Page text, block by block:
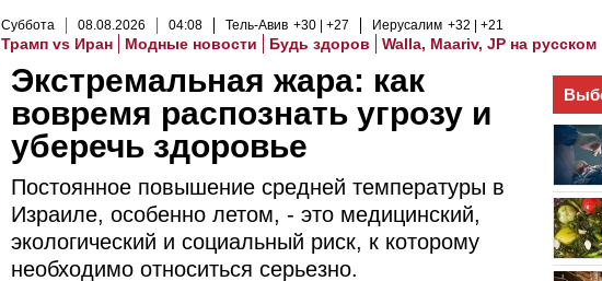
Суббота 08.08.2026 04:08 Тель-Авив +30 +27 Иерусалим +32 +21
Трамп vs Иран Модные новости Будь здоров Walla, Maariv, JP на русском
Экстремальная жара: как
вовремя распознать угрозу и
уберечь здоровье
Постоянное повышение средней температуры в
Израиле, особенно летом, - это медицинский,
экологический и социальный риск, к которому
необходимо относиться серьезно.